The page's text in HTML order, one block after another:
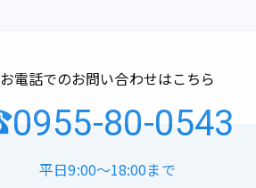
お電話でのお問い合わせはこちら
0955-80-0543
平日9:00～18:00まで